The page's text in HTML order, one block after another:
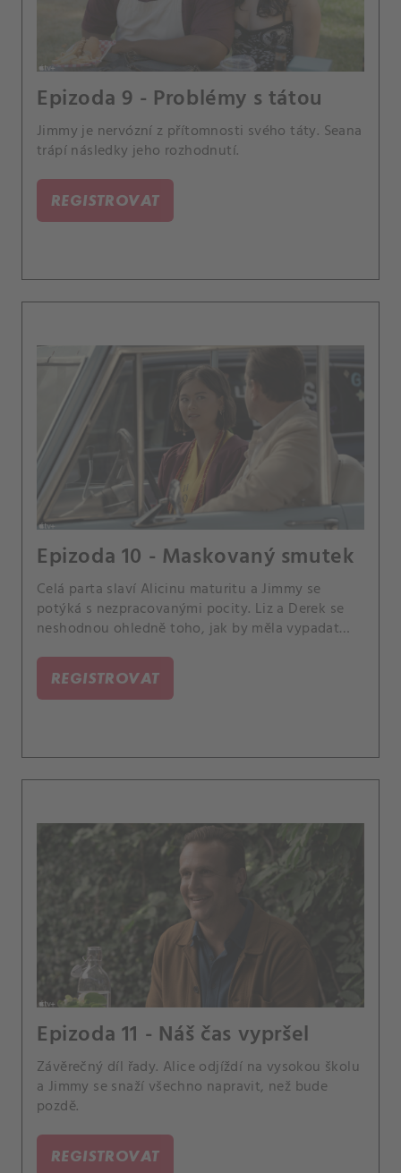
Epizoda 9 - Problémy s tátou
Jimmy je nervózní z přítomnosti svého táty. Seana
trápí následky jeho rozhodnutí.
REGISTROVAT
Epizoda 10 - Maskovaný smutek
Celá parta slaví Alicinu maturitu a Jimmy se
potýká s nezpracovanými pocity. Liz a Derek se
neshodnou ohledně toho, jak by měla vypadat
REGISTROVAT
Epizoda 11 - Náš čas vypršel
Závěrečný díl řady. Alice odjíždí na vysokou školu
a Jimmy se snaží všechno napravit, než bude
pozdě.
REGISTROVAT